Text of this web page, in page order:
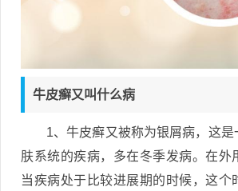
牛皮癣又叫什么病
1、牛皮癣又被称为银屑病，这
肤系统的疾病，多在冬季发病。在外
当疾病处于比较进展期的时候，这个